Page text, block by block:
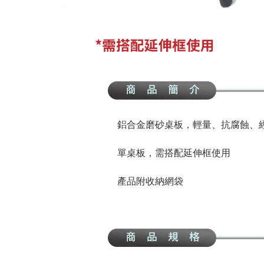
鋁合金磨砂桌板，輕量、抗腐蝕、
單桌板，需搭配延伸框使用
產品附收納網袋